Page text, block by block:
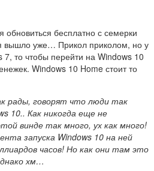
обновиться бесплатно с семерки
вышло уже… Прикол приколом, но у
7, то чтобы перейти на Windows 10
Windows 10 Home стоит то
рады, говорят что люди так
10.. Как никогда еще не
винде так много, ух как много!
запуска Windows 10 на ней
часов! Но как они там это
хм…